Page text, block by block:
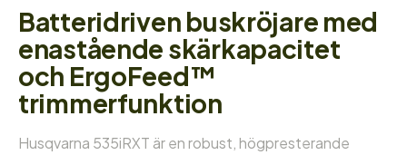
Batteridriven buskröjare med
enastående skärkapacitet
och ErgoFeed™
trimmerfunktion
Husqvarna 535iRXT är en robust, högpresterande